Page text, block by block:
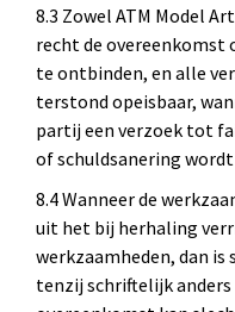
8.3 Zowel ATM Model
recht de
te ontbinden, en alle
terstond opeisbaar,
partij een verzoek tot
of schuldsanering
8.4 Wanneer de
uit het bij herhaling
werkzaamheden, dan is
tenzij schriftelijk anders